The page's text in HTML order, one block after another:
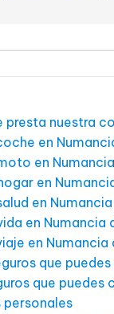
presta nuestra
en
en
en
en
en Numancia
en Numancia
que
que puedes
personales